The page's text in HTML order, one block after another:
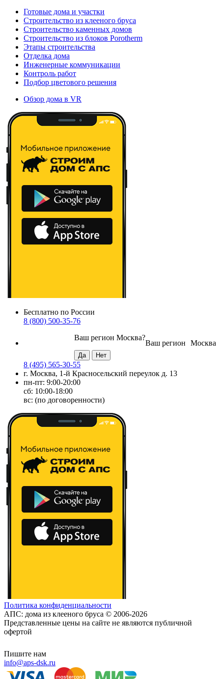
Готовые дома и участки
Строительство из клееного бруса
Строительство каменных домов
Строительство из блоков Porotherm
Этапы строительства
Отделка дома
Инженерные коммуникации
Контроль работ
Подбор цветового решения
Обзор дома в VR
Бесплатно по России
8 (800) 500-35-76
Москва
Ваш регион
Ваш регион Москва?
8 (495) 565-30-55
г. Москва, 1-й Красносельский переулок д. 13
пн-пт: 9:00-20:00
сб: 10:00-18:00
вс: (по договоренности)
Политика конфиденциальности
АПС: дома из клееного бруса © 2006-2026
Представленные цены на сайте не являются публичной
офертой
Пишите нам
info@aps-dsk.ru